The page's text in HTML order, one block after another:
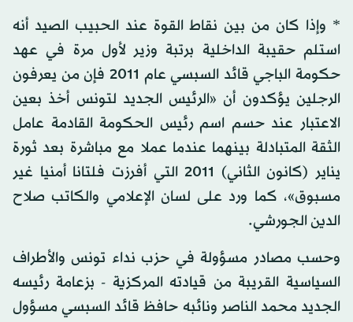
* وإذا كان من بين نقاط القوة عند الحبيب الصيد أنه
استلم حقيبة الداخلية برتبة وزير لأول مرة في عهد
حكومة الباجي قائد السبسي عام 2011 فإن من يعرفون
الرجلين يؤكدون أن «الرئيس الجديد لتونس أخذ بعين
الاعتبار عند حسم اسم رئيس الحكومة القادمة عامل
الثقة المتبادلة بينهما عندما عملا مع مباشرة بعد ثورة
يناير (كانون الثاني) 2011 التي أفرزت فلتانا أمنيا غير
مسبوق»، كما ورد على لسان الإعلامي والكاتب صلاح
الدين الجورشي.
وحسب مصادر مسؤولة في حزب نداء تونس والأطراف
السياسية القريبة من قيادته المركزية - بزعامة رئيسه
الجديد محمد الناصر ونائبه حافظ قائد السبسي مسؤول